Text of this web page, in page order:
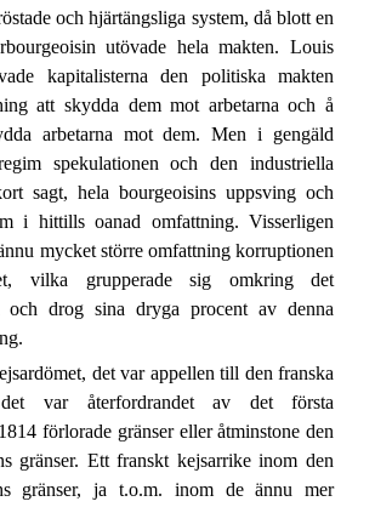
och hjärtängsliga system, då blott en
utövade hela makten. Louis
kapitalisterna den politiska makten
att skydda dem mot arbetarna och å
arbetarna mot dem. Men i gengäld
spekulationen och den industriella
sagt, hela bourgeoisins uppsving och
i hittills oanad omfattning. Visserligen
mycket större omfattning korruptionen
vilka grupperade sig omkring det
och drog sina dryga procent av denna
det var appellen till den franska
det var återfordrandet av det första
förlorade gränser eller åtminstone den
gränser. Ett franskt kejsarrike inom den
gränser, ja t.o.m. inom de ännu mer